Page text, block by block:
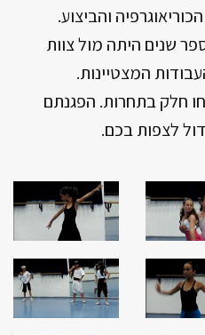
והביצוע.
שנים היתה מול צוות
חלק בתחרות. הפגנתם
לצפות בכם.